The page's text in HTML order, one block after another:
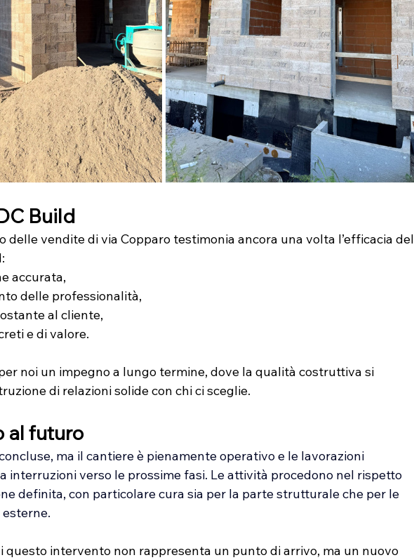
Build
delle vendite di via Copparo testimonia ancora una volta l’efficacia del
accurata,
delle professionalità,
al cliente,
e di valore.
noi un impegno a lungo termine, dove la qualità costruttiva si
di relazioni solide con chi ci sceglie.
al futuro
ma il cantiere è pienamente operativo e le lavorazioni
interruzioni verso le prossime fasi. Le attività procedono nel rispetto
definita, con particolare cura sia per la parte strutturale che per le
questo intervento non rappresenta un punto di arrivo, ma un nuovo